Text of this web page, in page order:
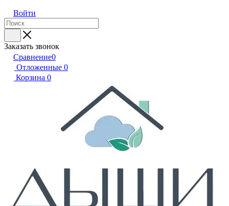
Войти
Заказать звонок
Сравнение0
Отложенные 0
Корзина 0